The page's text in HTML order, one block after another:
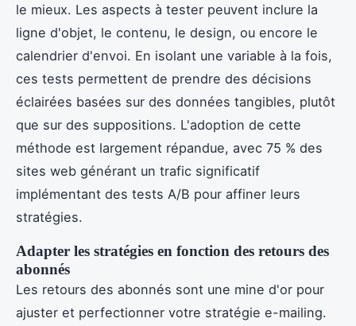
le mieux. Les aspects à tester peuvent inclure la
ligne d'objet, le contenu, le design, ou encore le
calendrier d'envoi. En isolant une variable à la fois,
ces tests permettent de prendre des décisions
éclairées basées sur des données tangibles, plutôt
que sur des suppositions. L'adoption de cette
méthode est largement répandue, avec 75 % des
sites web générant un trafic significatif
implémentant des tests A/B pour affiner leurs
stratégies.
Adapter les stratégies en fonction des retours des
abonnés
Les retours des abonnés sont une mine d'or pour
ajuster et perfectionner votre stratégie e-mailing.